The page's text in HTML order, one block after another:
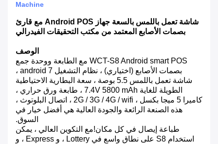
Machine
شاشة تعمل باللمس بالسعة جهاز Android POS مع قارئ
بصمات الأصابع المعتمد من مكتب التحقيقات الفيدرالي
الوصف
WCT-S8 Android smart POS مع الطابعة ووحدة جمع
بصمات الأصابع (اختياري) ، نظام التشغيل android 7 ،
شاشة تعمل باللمس 5.5 بوصة ، سعة البطارية الاحتياطية
الطويلة للغاية 7.4V 5800 mAh ، طابعة ورق حراري ،
كاميرا 5 ميجا بكسل ، 2G / 3G / 4G / wifi ، اتصال البلوتوث ،
هذه الصنعة الرائعة والجودة العالية هي أفضل خيار في
السوق.
طباعة إيصال في كل مكان!مع التكوين العالي ، يمكن
استخدام S8 على نطاق واسع في Lottery ، و Express ، و